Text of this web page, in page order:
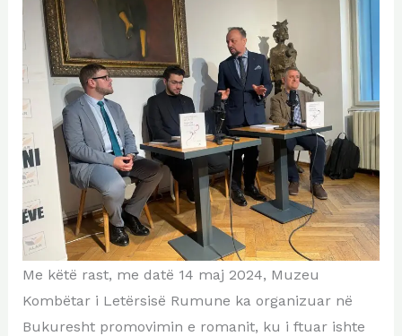
Me këtë rast, me datë 14 maj 2024, Muzeu
Kombëtar i Letërsisë Rumune ka organizuar në
Bukuresht promovimin e romanit, ku i ftuar ishte